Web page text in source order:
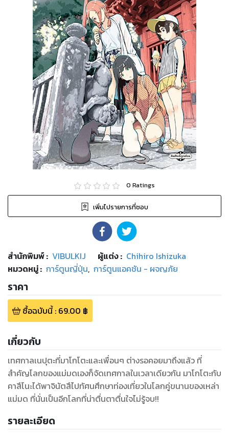
0 Ratings
เพิ่มไปรายการที่ชอบ
สำนักพิมพ์: VIBULKIJ ผู้แต่ง : Chihiro Ishizuka
หมวดหมู่: การ์ตูนญี่ปุ่น, การ์ตูนแอคชัน - ผจญภัย
ราคา
ซื้อฉบับนี้: 69.00 ฿
เกี่ยวกับ
เทศกาลเนปุตะที่มาโกโตะและเพื่อนๆ ต่างรอคอยมาถึงแล้ว ที่
สำคัญโลกของแม่มดเองก็จัดเทศกาลในเวลาเดียวกัน มาโกโตะกับ
คาสึโนะได้พาจินัตสึไปทัศนศึกษาท่องเที่ยวในโลกคู่ขนานของเหล่า
แม่มด ที่นั่นเป็นอีกโลกที่น่าตื่นตาตื่นใจไม่รู้จบ!!
รายละเอียด